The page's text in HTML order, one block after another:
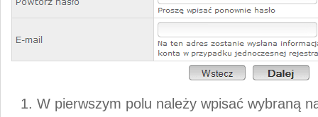
W pierwszym polu należy wpisać wybraną